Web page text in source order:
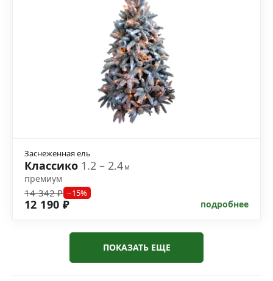
Заснеженная ель
Классико 1.2 – 2.4м
премиум
14 342 ₽ −15%
12 190 ₽ подробнее
ПОКАЗАТЬ ЕЩЕ